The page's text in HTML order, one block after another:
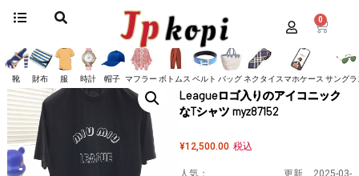
0
靴 財布 服 時計 帽子 マフラー ボトムス ベルト バッグネクタイ スマホケース サング
ホーム /ミュウミュウ /tシャツ
/ 送料込ミュウミュウ コピー Leagueロゴ
入りのアイコニックなTシャツ myz87152
送料込ミュウミュウ コピー
Leagueロゴ入りのアイコニック
なTシャツ myz87152
¥12,500.00 税込